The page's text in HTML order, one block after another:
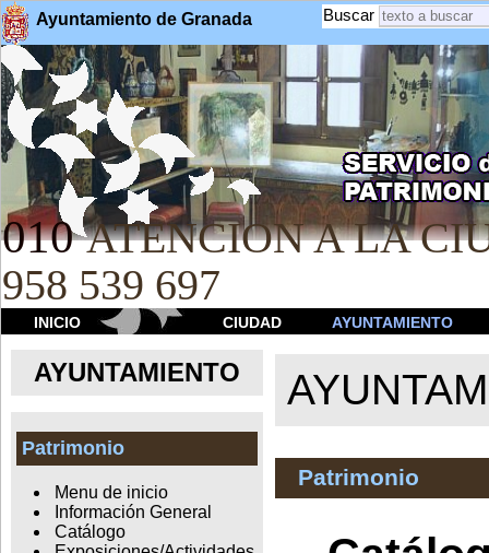
Ayuntamiento de Granada Buscar
010 ATENCION A LA
958 539 697
INICIO CIUDAD AYUNTAMIENTO
AYUNTAMIENTO
Patrimonio
Menu de inicio
Información General
Catálogo
Patrimonio